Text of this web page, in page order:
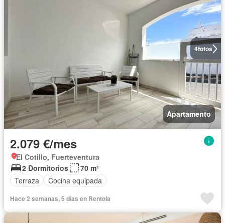
4fotos
Apartamento
2.079 €/mes
El Cotillo, Fuerteventura
2 Dormitorios
70 m²
Terraza
Cocina equipada
Hace 2 semanas, 5 días en Rentola